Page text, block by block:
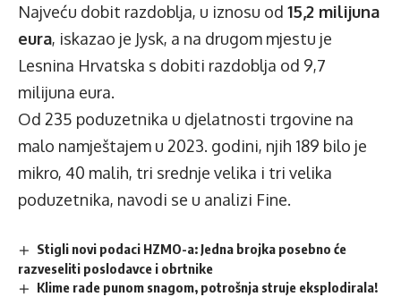
Najveću dobit razdoblja, u iznosu od 15,2 milijuna
eura, iskazao je Jysk, a na drugom mjestu je
Lesnina Hrvatska s dobiti razdoblja od 9,7
milijuna eura.
Od 235 poduzetnika u djelatnosti trgovine na
malo namještajem u 2023. godini, njih 189 bilo je
mikro, 40 malih, tri srednje velika i tri velika
poduzetnika, navodi se u analizi Fine.
Stigli novi podaci HZMO-a: Jedna brojka posebno će
razveseliti poslodavce i obrtnike
Klime rade punom snagom, potrošnja struje eksplodirala!